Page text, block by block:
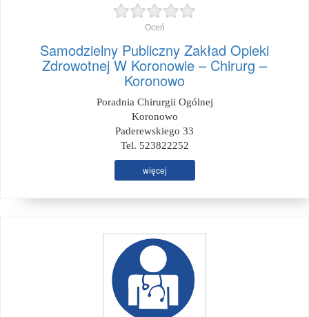
Oceń
Samodzielny Publiczny Zakład Opieki
Zdrowotnej W Koronowie – Chirurg –
Koronowo
Poradnia Chirurgii Ogólnej
Koronowo
Paderewskiego 33
Tel. 523822252
więcej